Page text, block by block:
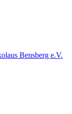
Bensberg e.V.